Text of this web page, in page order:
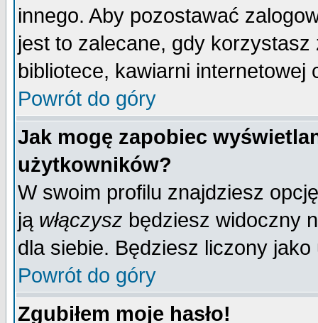
innego. Aby pozostawać
jest to zalecane, gdy
bibliotece, kawiarni internetowej
Powrót do góry
Jak mogę zapobiec
użytkowników?
W swoim profilu znajdziesz
ją włączysz będziesz widoczny
dla siebie. Będziesz liczony
Powrót do góry
Zgubiłem moje hasło!